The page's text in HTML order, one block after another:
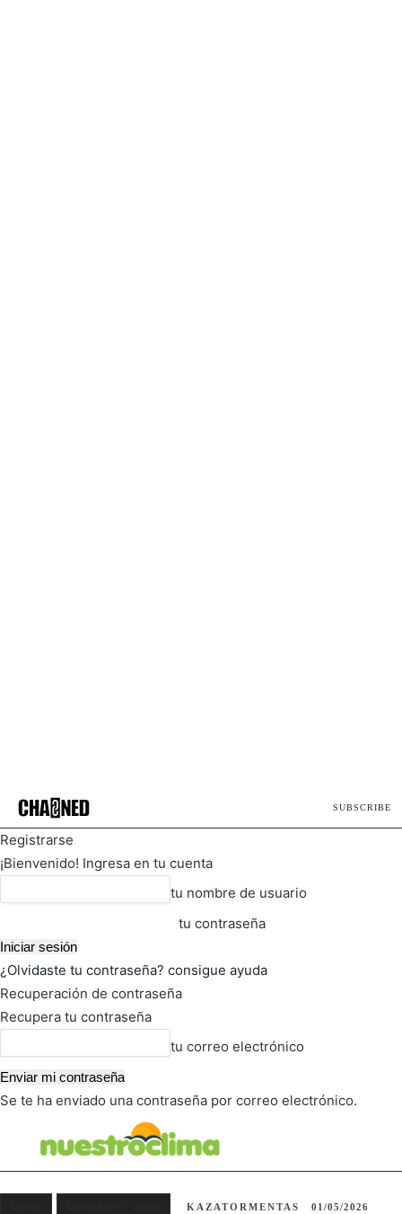
SUBSCRIBE
Registrarse
¡Bienvenido! Ingresa en tu cuenta
tu nombre de usuario
tu contraseña
¿Olvidaste tu contraseña? consigue ayuda
Recuperación de contraseña
Recupera tu contraseña
tu correo electrónico
Se te ha enviado una contraseña por correo electrónico.
KAZATORMENTAS 01/05/2026